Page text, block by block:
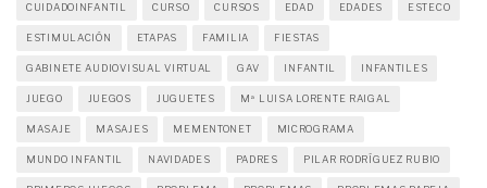
CUIDADOINFANTIL CURSO CURSOS EDAD EDADES ESTECO
ESTIMULACIÓN ETAPAS FAMILIA FIESTAS
GABINETE AUDIOVISUAL VIRTUAL GAV INFANTIL INFANTILES
JUEGO JUEGOS JUGUETES Mª LUISA LORENTE RAIGAL
MASAJE MASAJES MEMENTONET MICROGRAMA
MUNDO INFANTIL NAVIDADES PADRES PILAR RODRÍGUEZ RUBIO